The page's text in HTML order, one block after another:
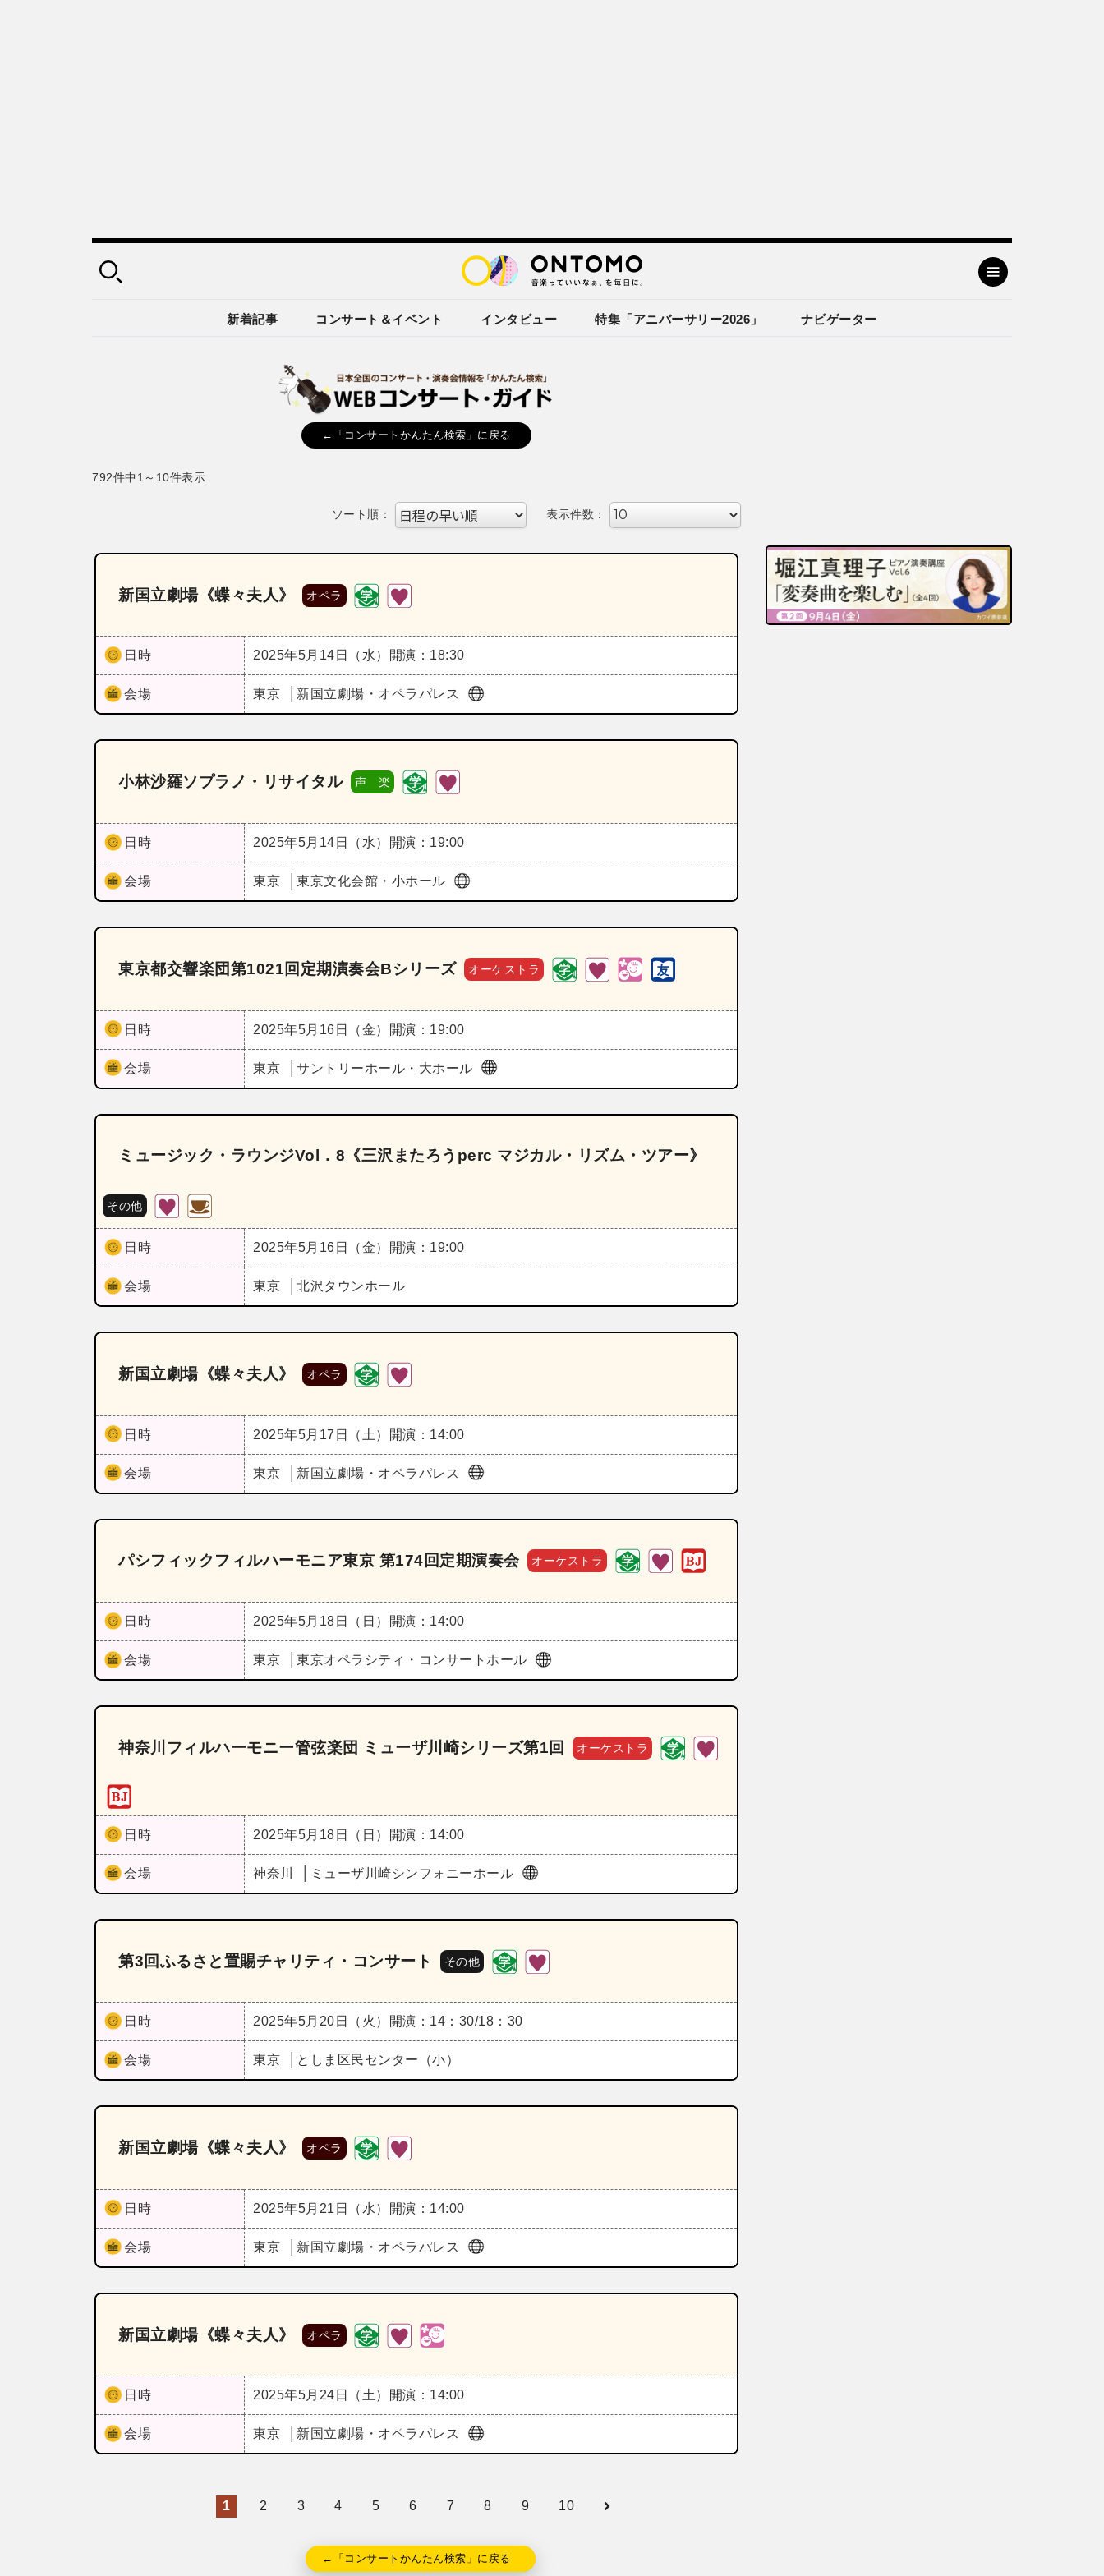
新着記事 コンサート＆イベント インタビュー 特集「アニバーサリー2026」 ナビゲーター
←「コンサートかんたん検索」に戻る
792件中1～10件表示
ソート順： 表示件数：
新国立劇場《蝶々夫人》 オペラ
日時 2025年5月14日（水） 開演：18:30
会場 東京 新国立劇場・オペラパレス
小林沙羅ソプラノ・リサイタル 声 楽
日時 2025年5月14日（水） 開演：19:00
会場 東京 東京文化会館・小ホール
東京都交響楽団第1021回定期演奏会Bシリーズ オーケストラ
日時 2025年5月16日（金） 開演：19:00
会場 東京 サントリーホール・大ホール
ミュージック・ラウンジVol．8《三沢またろうperc マジカル・リズム・ツアー》
その他
日時 2025年5月16日（金） 開演：19:00
会場 東京 北沢タウンホール
新国立劇場《蝶々夫人》 オペラ
日時 2025年5月17日（土） 開演：14:00
会場 東京 新国立劇場・オペラパレス
パシフィックフィルハーモニア東京 第174回定期演奏会 オーケストラ
日時 2025年5月18日（日） 開演：14:00
会場 東京 東京オペラシティ・コンサートホール
神奈川フィルハーモニー管弦楽団 ミューザ川崎シリーズ第1回 オーケストラ
日時 2025年5月18日（日） 開演：14:00
会場 神奈川 ミューザ川崎シンフォニーホール
第3回ふるさと置賜チャリティ・コンサート その他
日時 2025年5月20日（火） 開演：14：30/18：30
会場 東京 としま区民センター（小）
新国立劇場《蝶々夫人》 オペラ
日時 2025年5月21日（水） 開演：14:00
会場 東京 新国立劇場・オペラパレス
新国立劇場《蝶々夫人》 オペラ
日時 2025年5月24日（土） 開演：14:00
会場 東京 新国立劇場・オペラパレス
1 2 3 4 5 6 7 8 9 10
←「コンサートかんたん検索」に戻る